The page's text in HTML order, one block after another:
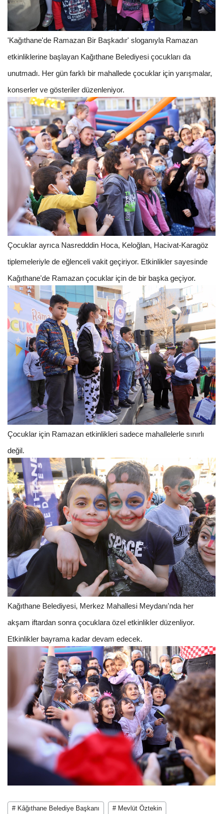
'Kağıthane'de Ramazan Bir Başkadır' sloganıyla Ramazan
etkinliklerine başlayan Kağıthane Belediyesi çocukları da
unutmadı. Her gün farklı bir mahallede çocuklar için yarışmalar,
konserler ve gösteriler düzenleniyor.
Çocuklar ayrıca Nasredddin Hoca, Keloğlan, Hacivat-Karagöz
tiplemeleriyle de eğlenceli vakit geçiriyor. Etkinlikler sayesinde
Kağıthane'de Ramazan çocuklar için de bir başka geçiyor.
Çocuklar için Ramazan etkinlikleri sadece mahallelerle sınırlı
değil.
Kağıthane Belediyesi, Merkez Mahallesi Meydanı'nda her
akşam iftardan sonra çocuklara özel etkinlikler düzenliyor.
Etkinlikler bayrama kadar devam edecek.
# Kâğıthane Belediye Başkanı # Mevlüt Öztekin